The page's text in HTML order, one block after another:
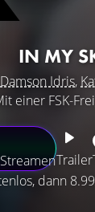
IN MY
Damson Idris,
einer FSK-
Trailer
dann